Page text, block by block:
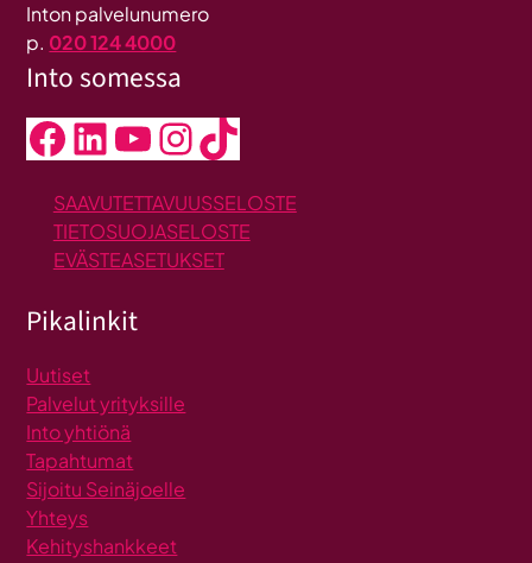
Inton palvelunumero
p. 020 124 4000
Into somessa
Facebook LinkedIn YouTube InstagramTikTok
SAAVUTETTAVUUSSELOSTE
TIETOSUOJASELOSTE
EVÄSTEASETUKSET
Pikalinkit
Uutiset
Palvelut yrityksille
Into yhtiönä
Tapahtumat
Sijoitu Seinäjoelle
Yhteys
Kehityshankkeet